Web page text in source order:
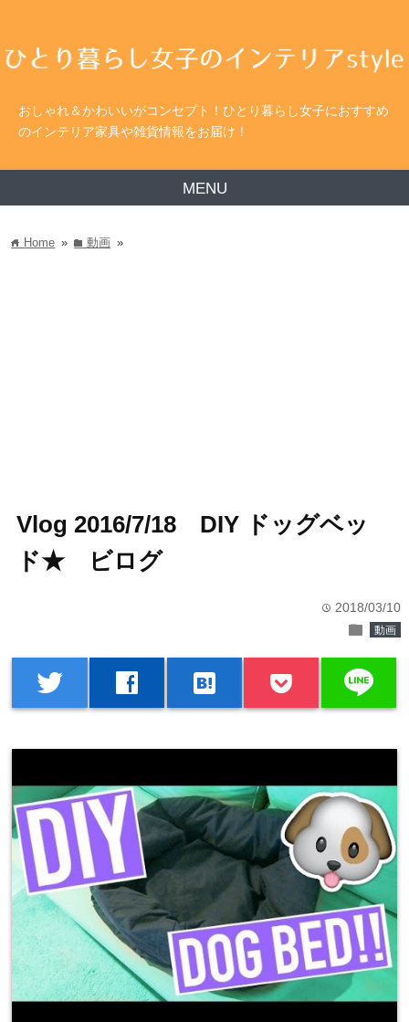
おしゃれ＆かわいいがコンセプト！ひとり暮らし女子におすすめ
のインテリア家具や雑貨情報をお届け！
MENU
home Home » folder動画 »
Vlog 2016/7/18 DIY ドッグベッ
ド★ ビログ
time 2018/03/10
folder 動画
twitter facebook hatenabookmark line